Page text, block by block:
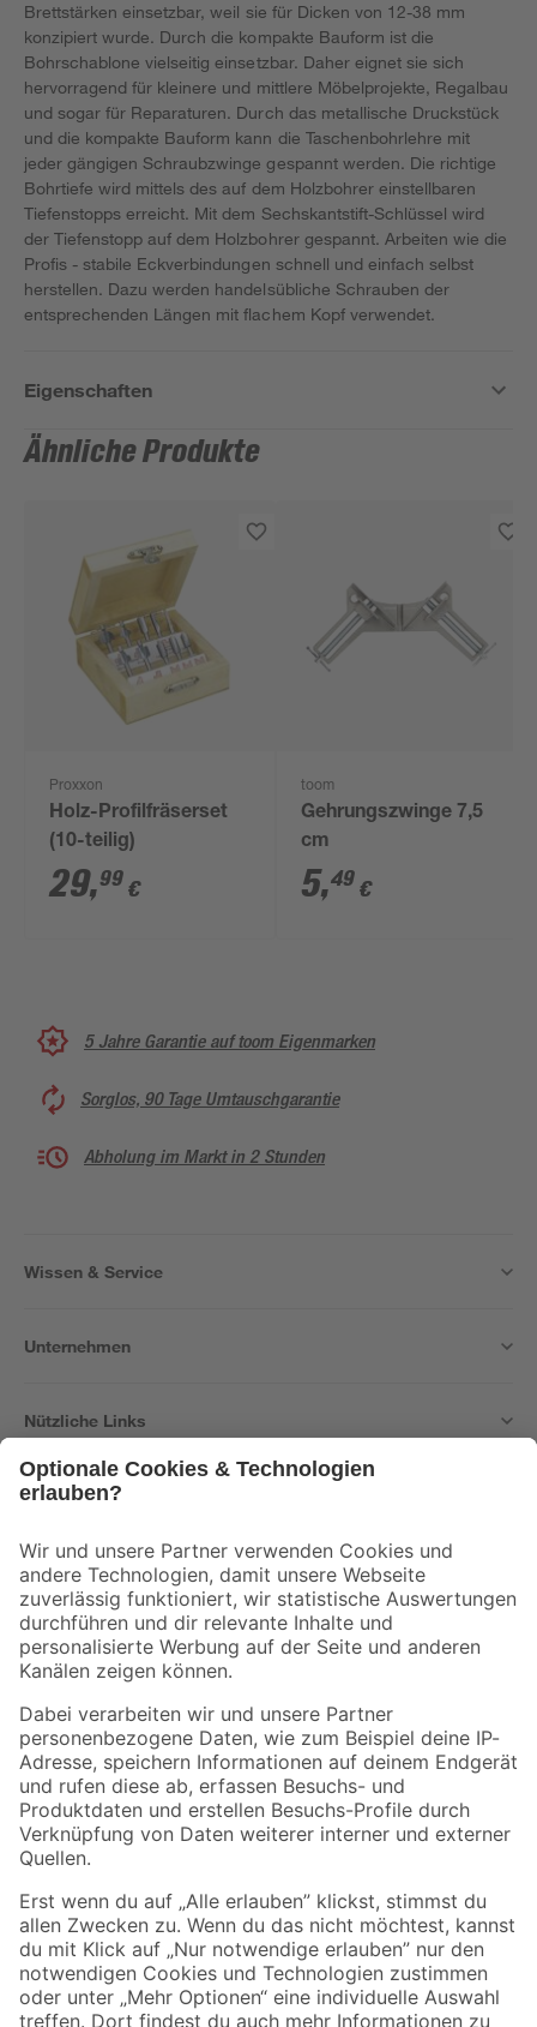
Brettstärken einsetzbar, weil sie für Dicken von 12-38 mm
konzipiert wurde. Durch die kompakte Bauform ist die
Bohrschablone vielseitig einsetzbar. Daher eignet sie sich
hervorragend für kleinere und mittlere Möbelprojekte, Regalbau
und sogar für Reparaturen. Durch das metallische Druckstück
und die kompakte Bauform kann die Taschenbohrlehre mit
jeder gängigen Schraubzwinge gespannt werden. Die richtige
Bohrtiefe wird mittels des auf dem Holzbohrer einstellbaren
Tiefenstopps erreicht. Mit dem Sechskantstift-Schlüssel wird
der Tiefenstopp auf dem Holzbohrer gespannt. Arbeiten wie die
Profis - stabile Eckverbindungen schnell und einfach selbst
herstellen. Dazu werden handelsübliche Schrauben der
entsprechenden Längen mit flachem Kopf verwendet.
Eigenschaften
Ähnliche Produkte
Proxxon
Holz-Profilfräserset
(10-teilig)
29,99 €
toom
Gehrungszwinge 7,5
cm
5,49 €
5 Jahre Garantie auf toom Eigenmarken
Sorglos, 90 Tage Umtauschgarantie
Abholung im Markt in 2 Stunden
Wissen & Service
Unternehmen
Nützliche Links
Der toom Newsletter: Keine Angebote und Aktionen mehr verpassen!
Zur Newsletter Anmeldung
Folge uns
Zahlungsarten Versandarten
Sicher einkaufen
Jetzt die toom-App herunterladen